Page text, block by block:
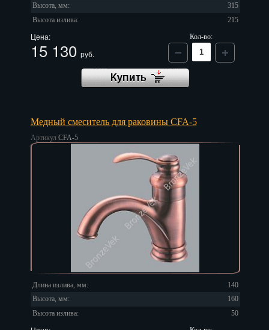
Тамбов
Тверь
Тюмень
Улан-Удэ
Хабаровск
Ханты-Мансийск
Высота, мм:
315
Высота излива:
215
Цена:
15 130 руб.
Кол-во:
Медный смеситель для раковины CFA-5
Артикул CFA-5
Длина излива, мм:
140
Высота, мм:
160
Высота излива:
50